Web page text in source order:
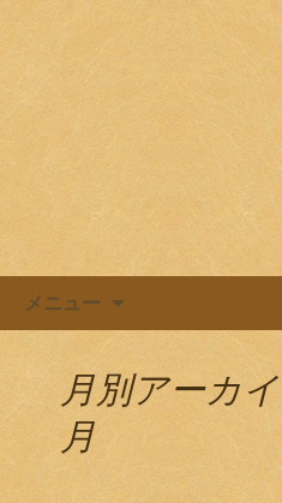
メニュー
月別アーカイ
月